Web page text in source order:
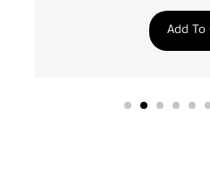
Add